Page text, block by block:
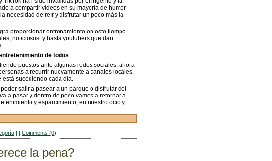
a compartir vídeos en su mayoría de humor
necesidad de reír y disfrutar un poco más la
proporcionar entrenamiento en este tiempo
noticiosos y hasta youtubers que dan
de todos
puestos ante algunas redes sociales, ahora
a recurrir nuevamente a canales locales,
está sucediendo cada día.
salir a pasear a un parque o disfrutar del
a pasar y dentro de poco vamos a retornar a
y esparcimiento, en nuestro ocio y
| | Comments (0)
la pena?